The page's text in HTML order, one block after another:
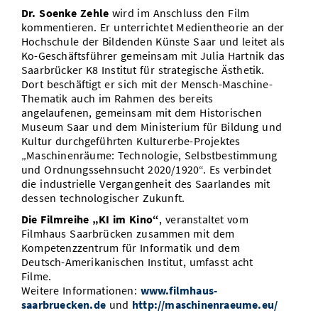
Dr. Soenke Zehle wird im Anschluss den Film
kommentieren. Er unterrichtet Medientheorie an der
Hochschule der Bildenden Künste Saar und leitet als
Ko-Geschäftsführer gemeinsam mit Julia Hartnik das
Saarbrücker K8 Institut für strategische Ästhetik.
Dort beschäftigt er sich mit der Mensch-Maschine-
Thematik auch im Rahmen des bereits
angelaufenen, gemeinsam mit dem Historischen
Museum Saar und dem Ministerium für Bildung und
Kultur durchgeführten Kulturerbe-Projektes
„Maschinenräume: Technologie, Selbstbestimmung
und Ordnungssehnsucht 2020/1920“. Es verbindet
die industrielle Vergangenheit des Saarlandes mit
dessen technologischer Zukunft.
Die Filmreihe „KI im Kino“, veranstaltet vom
Filmhaus Saarbrücken zusammen mit dem
Kompetenzzentrum für Informatik und dem
Deutsch-Amerikanischen Institut, umfasst acht
Filme.
Weitere Informationen: www.filmhaus-
saarbruecken.de und http://maschinenraeume.eu/